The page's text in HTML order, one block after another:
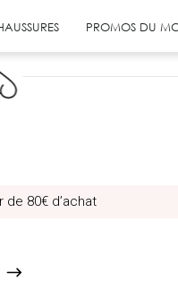
PROMOS DU
de 80€ d’achat